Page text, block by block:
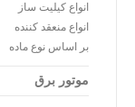
انواع کیلیت ساز
انواع منعقد کننده
بر اساس نوع ماده
موتور برق